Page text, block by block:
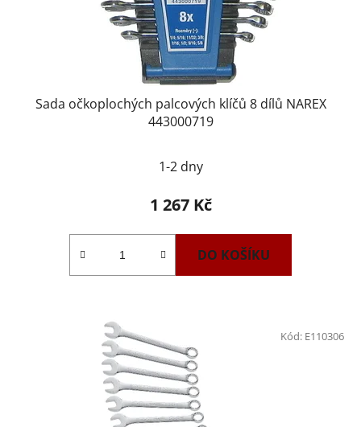
Sada očkoplochých palcových klíčů 8 dílů NAREX
443000719
1-2 dny
1 267 Kč
DO KOŠÍKU
Kód: E110306